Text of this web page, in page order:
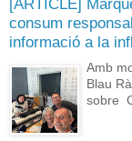
consum
informació a la
Amb
Blau
sobre